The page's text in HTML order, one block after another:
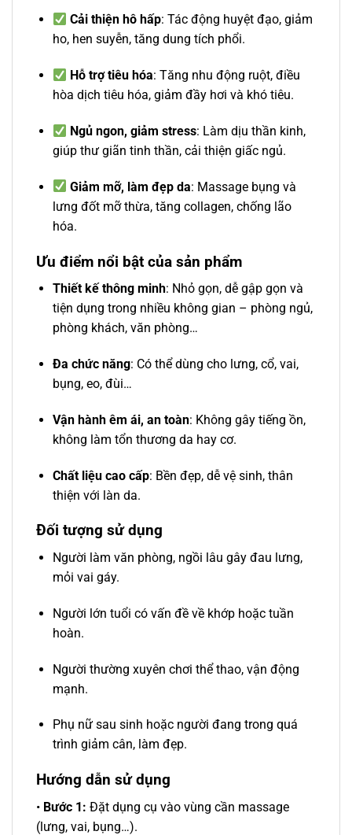
Cải thiện hô hấp: Tác động huyệt đạo, giảm
ho, hen suyễn, tăng dung tích phổi.
Hỗ trợ tiêu hóa: Tăng nhu động ruột, điều
hòa dịch tiêu hóa, giảm đầy hơi và khó tiêu.
Ngủ ngon, giảm stress: Làm dịu thần kinh,
giúp thư giãn tinh thần, cải thiện giấc ngủ.
Giảm mỡ, làm đẹp da: Massage bụng và
lưng đốt mỡ thừa, tăng collagen, chống lão
hóa.
Ưu điểm nổi bật của sản phẩm
Thiết kế thông minh: Nhỏ gọn, dễ gập gọn và
tiện dụng trong nhiều không gian – phòng ngủ,
phòng khách, văn phòng…
Đa chức năng: Có thể dùng cho lưng, cổ, vai,
bụng, eo, đùi…
Vận hành êm ái, an toàn: Không gây tiếng ồn,
không làm tổn thương da hay cơ.
Chất liệu cao cấp: Bền đẹp, dễ vệ sinh, thân
thiện với làn da.
Đối tượng sử dụng
Người làm văn phòng, ngồi lâu gây đau lưng,
mỏi vai gáy.
Người lớn tuổi có vấn đề về khớp hoặc tuần
hoàn.
Người thường xuyên chơi thể thao, vận động
mạnh.
Phụ nữ sau sinh hoặc người đang trong quá
trình giảm cân, làm đẹp.
Hướng dẫn sử dụng
• Bước 1: Đặt dụng cụ vào vùng cần massage
(lưng, vai, bụng…).